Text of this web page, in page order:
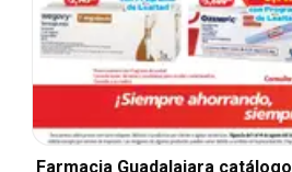
Farmacia Guadalajara catálogo